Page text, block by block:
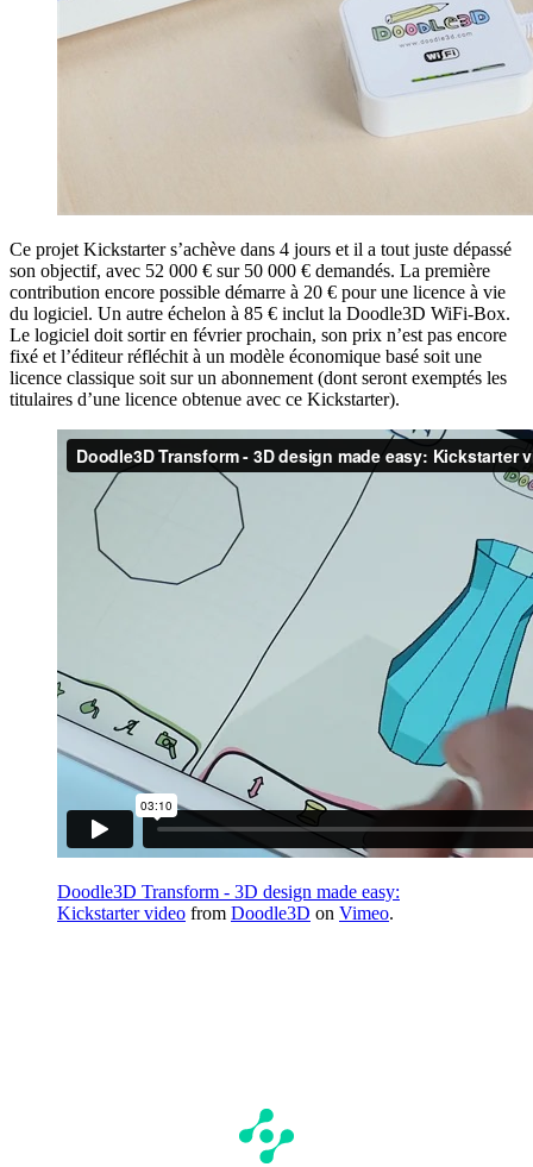
Ce projet Kickstarter s’achève dans 4 jours et il a tout juste dépassé
son objectif, avec 52 000 € sur 50 000 € demandés. La première
contribution encore possible démarre à 20 € pour une licence à vie
du logiciel. Un autre échelon à 85 € inclut la Doodle3D WiFi-Box.
Le logiciel doit sortir en février prochain, son prix n’est pas encore
fixé et l’éditeur réfléchit à un modèle économique basé soit une
licence classique soit sur un abonnement (dont seront exemptés les
titulaires d’une licence obtenue avec ce Kickstarter).
Doodle3D Transform - 3D design made easy:
Kickstarter video from Doodle3D on Vimeo.